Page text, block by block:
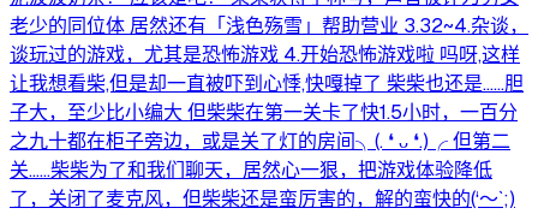
老少的同位体 居然还有「浅色殇雪」帮助营业 3.32~4.杂谈，
谈玩过的游戏，尤其是恐怖游戏 4.开始恐怖游戏啦 吗呀,这样
让我想看柴,但是却一直被吓到心悸,快嘎掉了 柴柴也还是……胆
子大，至少比小编大 但柴柴在第一关卡了快1.5小时，一百分
之九十都在柜子旁边，或是关了灯的房间╮⁠(⁠.⁠ ⁠❛⁠ ⁠ᴗ⁠ ⁠❛⁠.⁠)⁠╭ 但第二
关……柴柴为了和我们聊天，居然心一狠，把游戏体验降低
了，关闭了麦克风，但柴柴还是蛮厉害的，解的蛮快的⁠(⁠‘⁠～⁠`⁠;⁠)⁠